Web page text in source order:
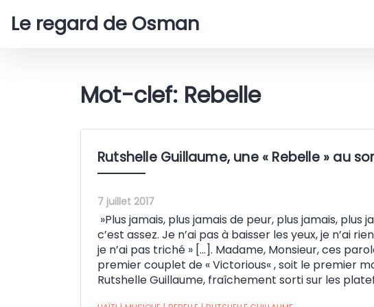
Le regard de Osman
Mot-clef: Rebelle
Rutshelle Guillaume, une « Rebelle » au
7 juillet 2017
»Plus jamais, plus jamais de peur, plus jamais, plus
c’est assez. Je n’ai pas à baisser les yeux, je n’ai
je n’ai pas triché » […]. Madame, Monsieur, ces
premier couplet de « Victorious« , soit le premier
Rutshelle Guillaume, fraîchement sorti sur les